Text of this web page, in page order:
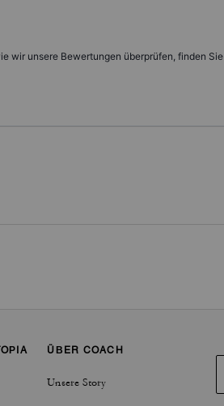
wir unsere Bewertungen überprüfen, finden Sie
ÜBER COACH
Unsere Story